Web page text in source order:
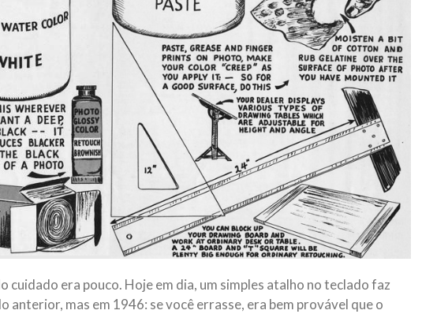
era pouco. Hoje em dia, um simples atalho no teclado faz
anterior, mas em 1946: se você errasse, era bem provável que o